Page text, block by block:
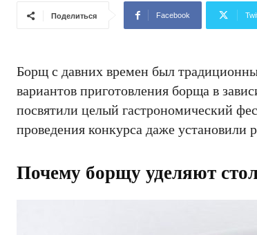
Поделиться Facebook
Борщ с давних времен был
вариантов приготовления борща в
посвятили целый гастрономический
проведения конкурса даже установили
Почему борщу уделяют